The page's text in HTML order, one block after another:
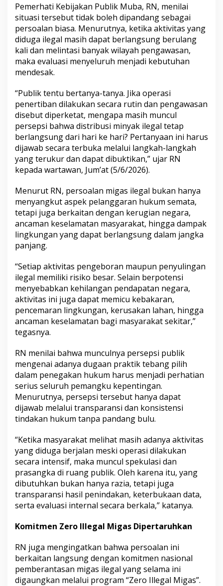
Pemerhati Kebijakan Publik Muba, RN, menilai
situasi tersebut tidak boleh dipandang sebagai
persoalan biasa. Menurutnya, ketika aktivitas yang
diduga ilegal masih dapat berlangsung berulang
kali dan melintasi banyak wilayah pengawasan,
maka evaluasi menyeluruh menjadi kebutuhan
mendesak.
“Publik tentu bertanya-tanya. Jika operasi
penertiban dilakukan secara rutin dan pengawasan
disebut diperketat, mengapa masih muncul
persepsi bahwa distribusi minyak ilegal tetap
berlangsung dari hari ke hari? Pertanyaan ini harus
dijawab secara terbuka melalui langkah-langkah
yang terukur dan dapat dibuktikan,” ujar RN
kepada wartawan, Jum’at (5/6/2026).
Menurut RN, persoalan migas ilegal bukan hanya
menyangkut aspek pelanggaran hukum semata,
tetapi juga berkaitan dengan kerugian negara,
ancaman keselamatan masyarakat, hingga dampak
lingkungan yang dapat berlangsung dalam jangka
panjang.
“Setiap aktivitas pengeboran maupun penyulingan
ilegal memiliki risiko besar. Selain berpotensi
menyebabkan kehilangan pendapatan negara,
aktivitas ini juga dapat memicu kebakaran,
pencemaran lingkungan, kerusakan lahan, hingga
ancaman keselamatan bagi masyarakat sekitar,”
tegasnya.
RN menilai bahwa munculnya persepsi publik
mengenai adanya dugaan praktik tebang pilih
dalam penegakan hukum harus menjadi perhatian
serius seluruh pemangku kepentingan.
Menurutnya, persepsi tersebut hanya dapat
dijawab melalui transparansi dan konsistensi
tindakan hukum tanpa pandang bulu.
“Ketika masyarakat melihat masih adanya aktivitas
yang diduga berjalan meski operasi dilakukan
secara intensif, maka muncul spekulasi dan
prasangka di ruang publik. Oleh karena itu, yang
dibutuhkan bukan hanya razia, tetapi juga
transparansi hasil penindakan, keterbukaan data,
serta evaluasi internal secara berkala,” katanya.
Komitmen Zero Illegal Migas Dipertaruhkan
RN juga mengingatkan bahwa persoalan ini
berkaitan langsung dengan komitmen nasional
pemberantasan migas ilegal yang selama ini
digaungkan melalui program “Zero Illegal Migas”.